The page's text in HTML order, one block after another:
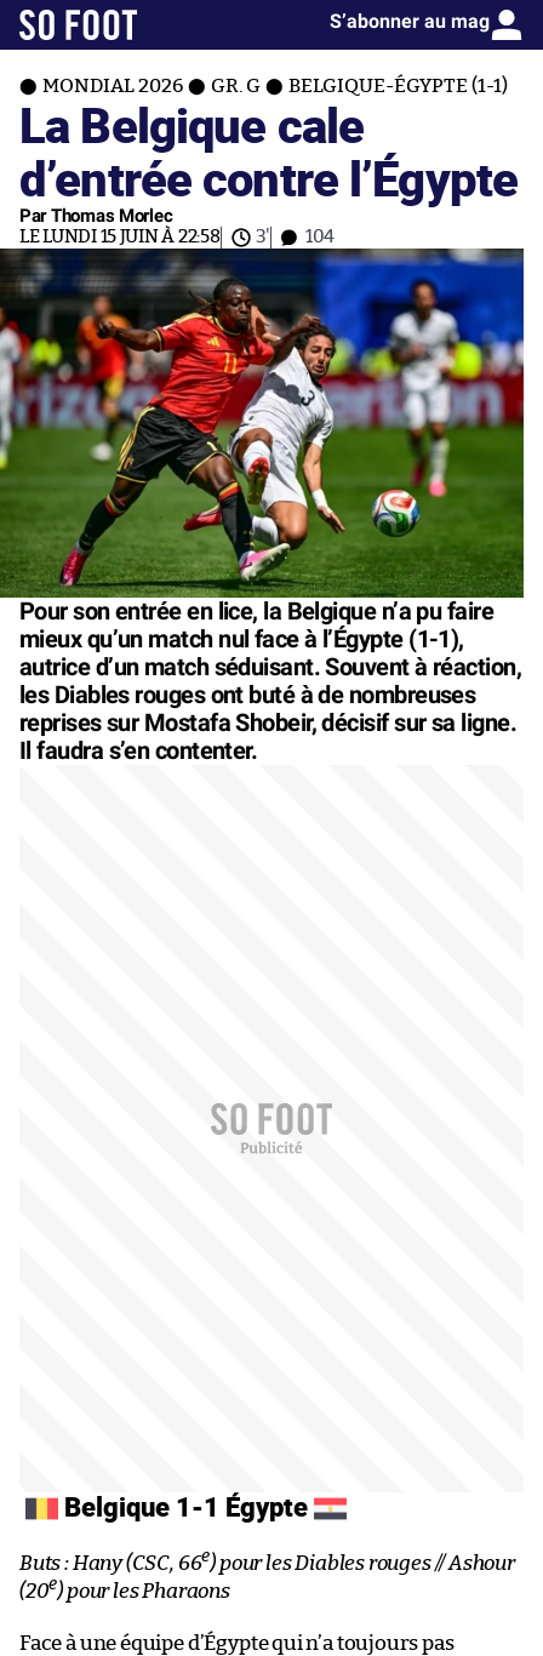
S’abonner au mag
MONDIAL 2026 GR. G BELGIQUE-ÉGYPTE (1-1)
La Belgique cale
d’entrée contre l’Égypte
Par Thomas Morlec
LE LUNDI 15 JUIN À 22:58 3' 104
Pour son entrée en lice, la Belgique n’a pu faire
mieux qu’un match nul face à l’Égypte (1-1),
autrice d’un match séduisant. Souvent à réaction,
les Diables rouges ont buté à de nombreuses
reprises sur Mostafa Shobeir, décisif sur sa ligne.
Il faudra s’en contenter.
Belgique 1-1 Égypte
Buts : Hany (CSC, 66e) pour les Diables rouges // Ashour
(20e) pour les Pharaons
Face à une équipe d’Égypte qui n’a toujours pas